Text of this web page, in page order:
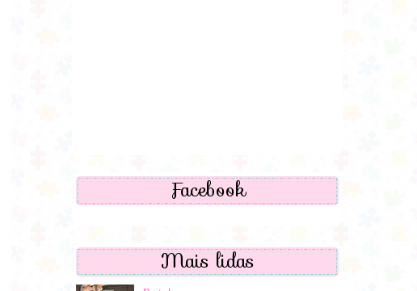
Facebook
Mais lidas